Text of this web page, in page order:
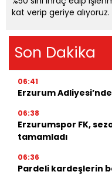
kat verip geriye
Son Dakika
06:41
Erzurum
06:38
Erzurumspor FK,
tamamladı
06:36
Pardeli kardeşlerin